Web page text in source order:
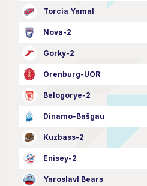
Torcia Yamal
Nova-2
Gorky-2
Orenburg-UOR
Belogorye-2
Dinamo-Bašgau
Kuzbass-2
Enisey-2
Yaroslavl Bears